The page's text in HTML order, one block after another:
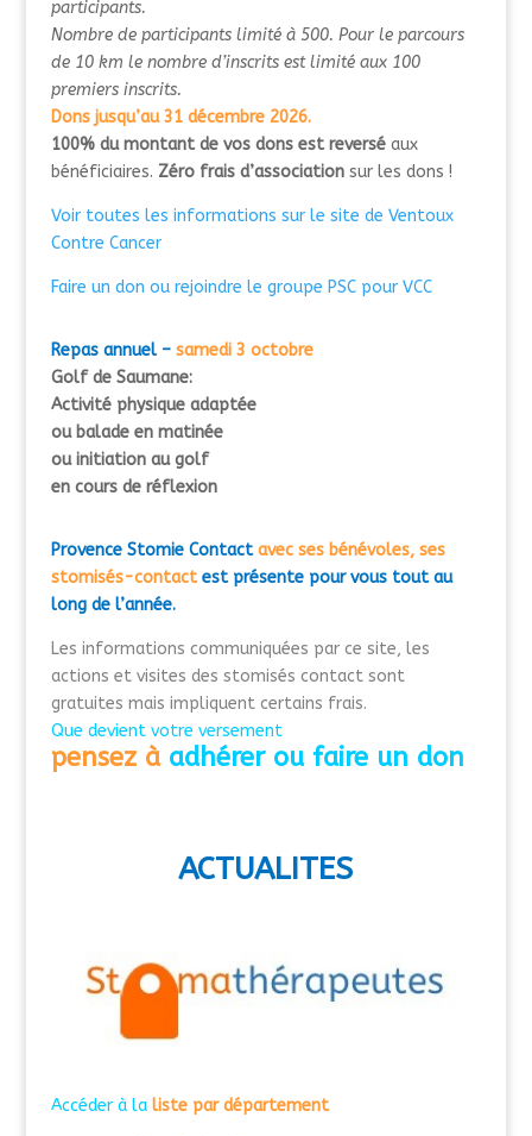
participants.
Nombre de participants limité à 500. Pour le parcours
de 10 km le nombre d’inscrits est limité aux 100
premiers inscrits.
Dons jusqu’au 31 décembre 2026.
100% du montant de vos dons est reverséaux
bénéficiaires. Zéro frais d’associationsur les dons !
Voir toutes les informations sur le site de Ventoux
Contre Cancer
Faire un don ou rejoindre le groupe PSC pour VCC
Repas annuel – samedi 3 octobre
Golf de Saumane:
Activité physique adaptée
ou balade en matinée
ou initiation au golf
en cours de réflexion
Provence Stomie Contactavec ses bénévoles, ses
stomisés-contactest présente pour vous tout au
long de l’année.
Les informations communiquées par ce site, les
actions et visites des stomisés contact sont
gratuites mais impliquent certains frais.
Que devient votre versement
pensez à adhérer ou faire un don
ACTUALITES
Accéder à laliste par département